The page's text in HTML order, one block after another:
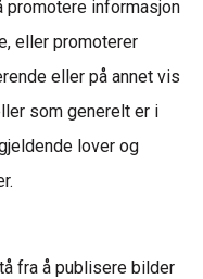
informasjon
eller promoterer
eller på annet vis
som generelt er i
lover og
.
fra å publisere bilder